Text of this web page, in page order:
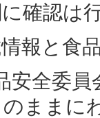
確認は
報と食
全委員
ままに